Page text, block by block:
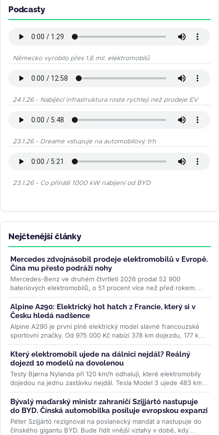
Podcasty
Německo vyrobilo přes 1,6 mil. elektromobilů
24.1.26 - Nabíjecí infrastruktura roste rychleji než prodeje EV
23.1.26 - Dreame vstupuje na automobilový trh
23.1.26 - Co přináší 1000 kW nabíjení od BYD
Nejčtenější články
Mercedes zdvojnásobil prodeje elektromobilů v Evropě.
Čína mu přesto podráží nohy
Mercedes-Benz ve druhém čtvrtletí 2026 prodal 52 900
bateriových elektromobilů, o 51 procent více než před rokem.
Evropa rostla o 87 procent...>>
Alpine A290: Elektrický hot hatch z Francie, který si v
Česku hledá nadšence
Alpine A290 je první plně elektrický model slavné francouzské
sportovní značky. Od 975 000 Kč nabízí 378 km dojezdu, 177 koní
a jízdní...>>
Který elektromobil ujede na dálnici nejdál? Reálný
dojezd 10 modelů na dovolenou
Testy Bjørna Nylanda při 120 km/h odhalují, které elektromobily
dojedou na jednu zastávku nejdál. Tesla Model 3 ujede 483 km,
některá SUV o...>>
Bývalý maďarský ministr zahraničí Szijjártó nastupuje
do BYD. Čínská automobilka posiluje evropskou expanzi
Péter Szijjártó rezignoval na poslanecký mandát a nastupuje do
čínského gigantu BYD. Bude řídit vnější vztahy v době, kdy